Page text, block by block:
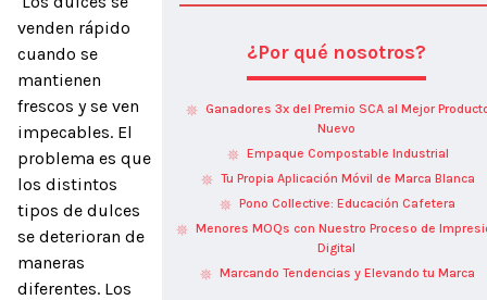
venden rápido
cuando se
mantienen
frescos y se ven
impecables. El
problema es que
los distintos
tipos de dulces
se deterioran de
maneras
diferentes. Los
¿Por qué nosotros?
Ganadores 3x del Premio SCA al Mejor
Nuevo
Empaque Compostable Industrial
Tu Propia Aplicación Móvil de Marca Blanca
Pono Collective: Educación Cafetera
Menores MOQs con Nuestro Proceso de
Digital
Marcando Tendencias y Elevando tu Marca